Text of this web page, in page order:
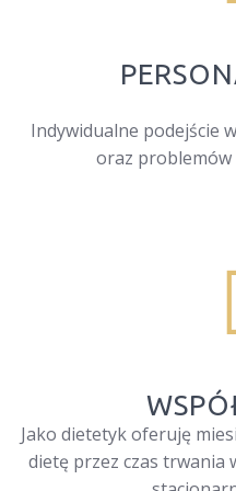
Indywidualne podejście
oraz problemów
Jako dietetyk oferuję
dietę przez czas trwania